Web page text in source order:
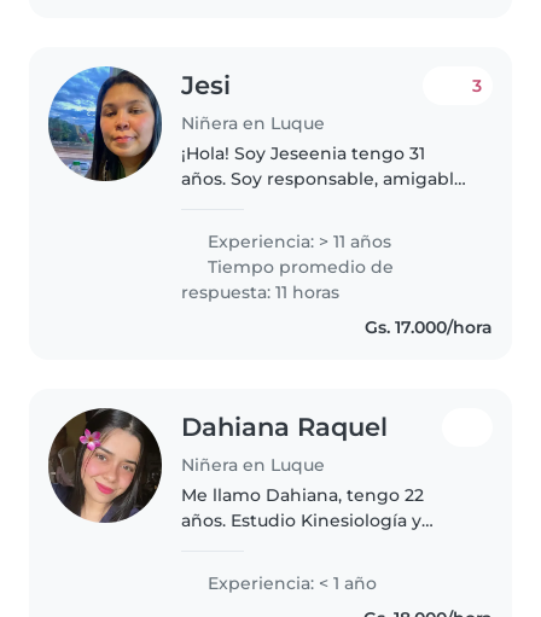
Jesi
Niñera en Luque
3
¡Hola! Soy Jeseenia tengo 31
años. Soy responsable, amigable
tiempo con los niños, también
tengo un hijo de 11 años, me
encanta las mascotas también
las..
Experiencia: > 11 años
Tiempo promedio de
respuesta: 11 horas
Gs. 17.000/hora
Dahiana Raquel
Niñera en Luque
Me llamo Dahiana, tengo 22
años. Estudio Kinesiología y
trabajo como limpiadora
doméstica. Soy responsable y
Experiencia: < 1 año